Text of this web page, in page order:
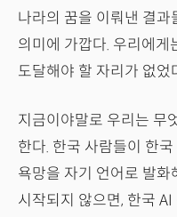
나라의 꿈을 이뤄낸 결
의미에 가깝다. 우리에게
도달해야 할 자리가 없었
지금이야말로 우리는 무
한다. 한국 사람들이 한
욕망을 자기 언어로 발화
시작되지 않으면, 한국